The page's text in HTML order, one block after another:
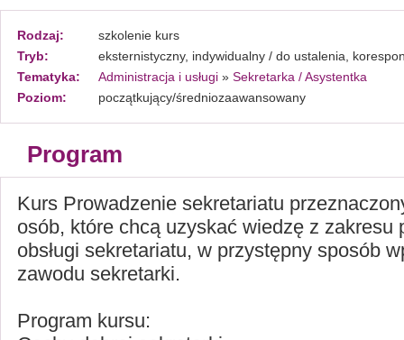
Rodzaj:
szkolenie kurs
Tryb:
eksternistyczny, indywidualny / do ustalenia,
Tematyka:
Administracja i usługi » Sekretarka / Asystentka
Poziom:
początkujący/średniozaawansowany
Program
Kurs Prowadzenie sekretariatu
osób, które chcą uzyskać wiedzę z zakresu
obsługi sekretariatu, w przystępny sposób
zawodu sekretarki.
Program kursu: